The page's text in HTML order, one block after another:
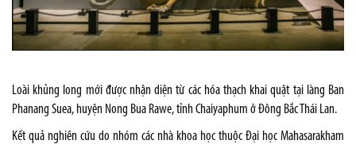
Loài khủng long mới được nhận diện từ các hóa thạch khai quật tại làng Ban
Phanang Suea, huyện Nong Bua Rawe, tỉnh Chaiyaphum ở Đông Bắc Thái Lan.
Kết quả nghiên cứu do nhóm các nhà khoa học thuộc Đại học Mahasarakham